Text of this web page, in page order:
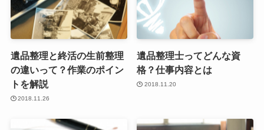
遺品整理と終活の生前整理
の違いって？作業のポイン
トを解説
2018.11.26
遺品整理士ってどんな資
格？仕事内容とは
2018.11.20